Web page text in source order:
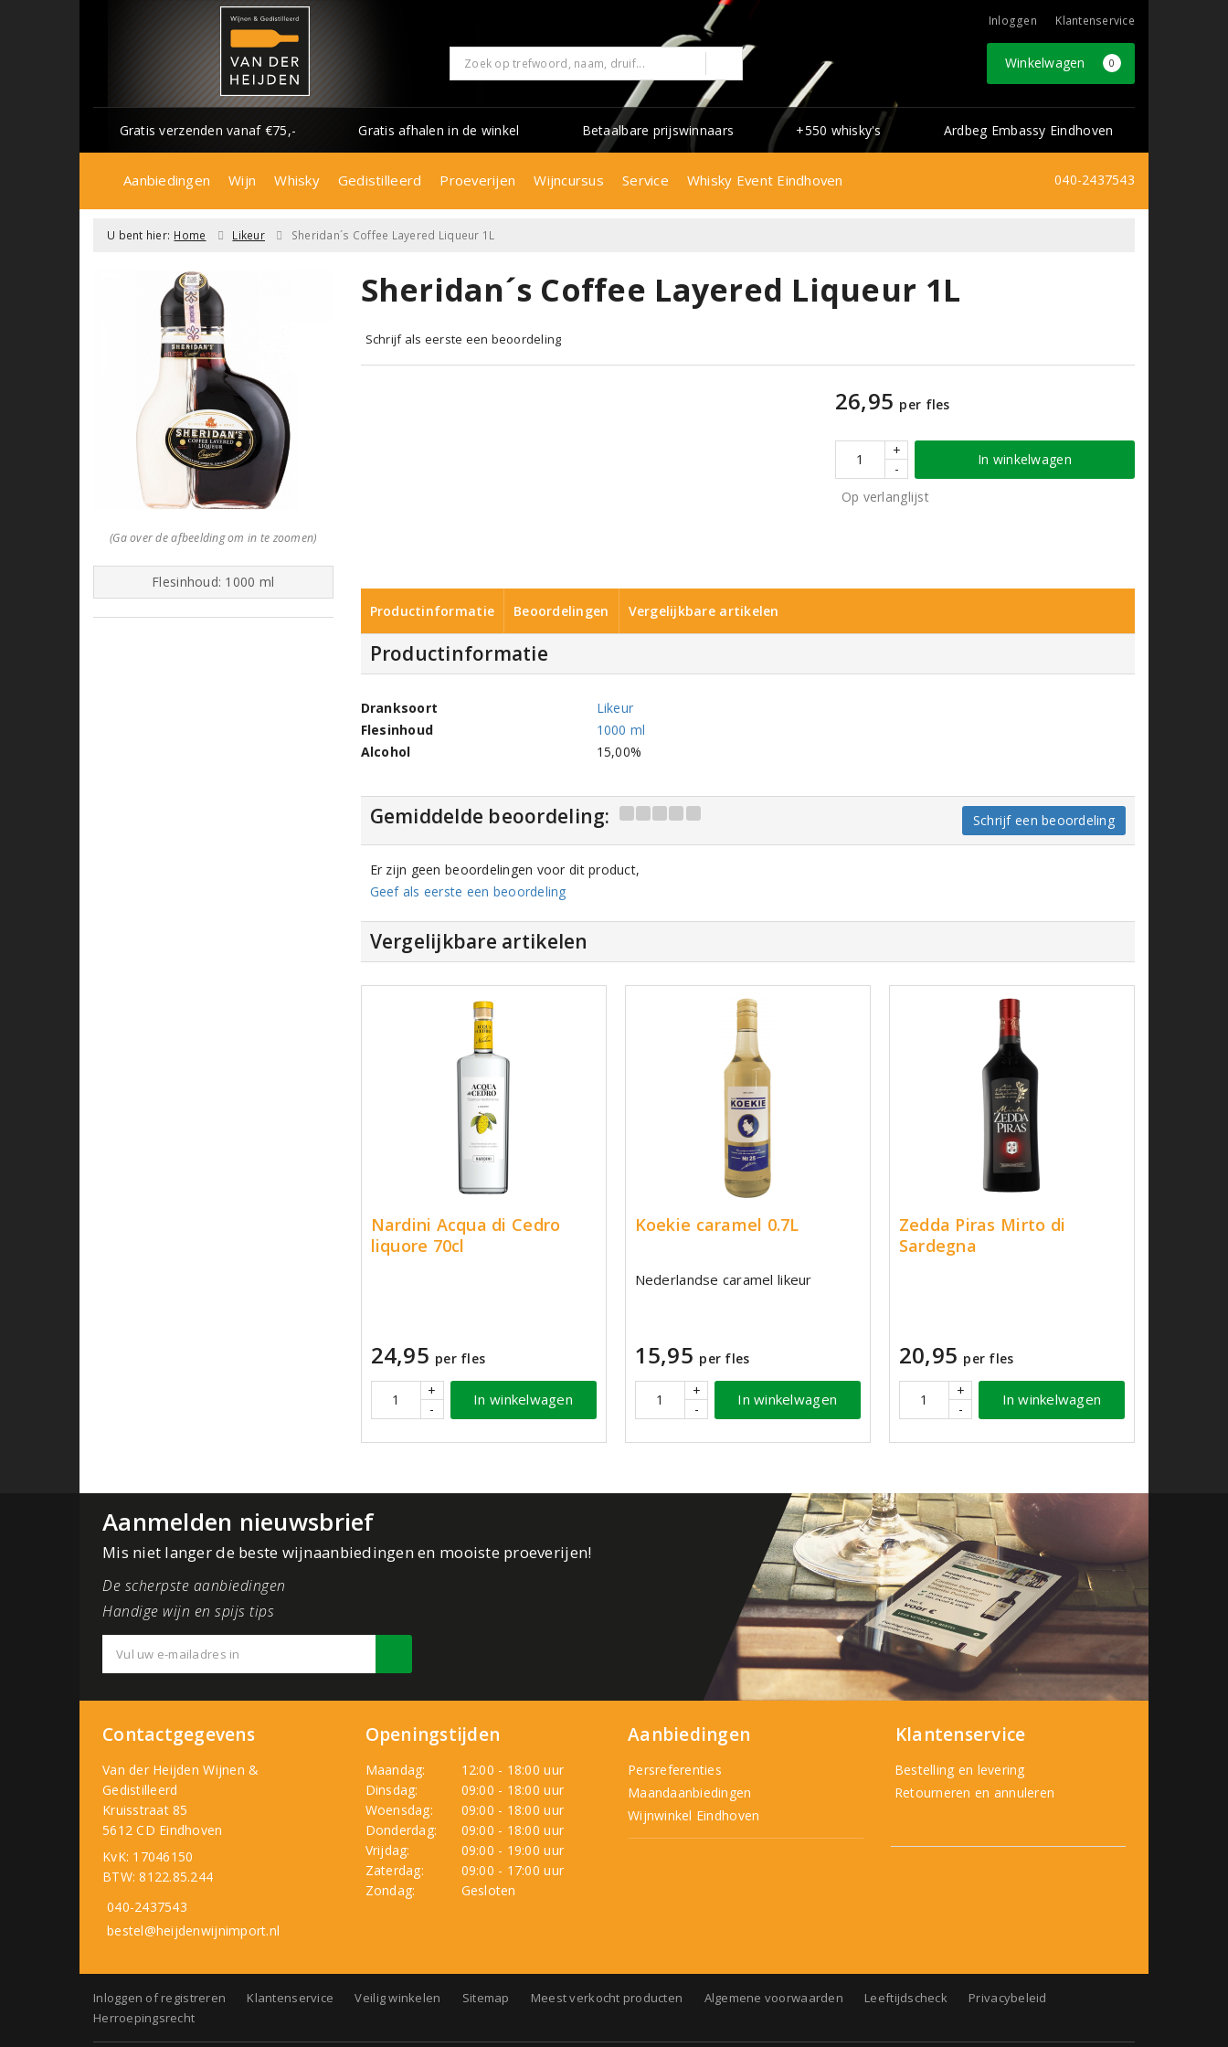
Inloggen Klantenservice
Winkelwagen 0
Gratis verzenden vanaf €75,- Gratis afhalen in de winkel Betaalbare prijswinnaars +550 whisky's Ardbeg Embassy Eindhoven
Aanbiedingen Wijn Whisky Gedistilleerd Proeverijen Wijncursus Service Whisky Event Eindhoven 040-2437543
U bent hier: Home Likeur Sheridan´s Coffee Layered Liqueur 1L
(Ga over de afbeelding om in te zoomen)
Flesinhoud: 1000 ml
Sheridan´s Coffee Layered Liqueur 1L
Schrijf als eerste een beoordeling
26,95 per fles
+
-
In winkelwagen
Op verlanglijst
Productinformatie Beoordelingen Vergelijkbare artikelen
Productinformatie
Dranksoort
Likeur
Flesinhoud
1000 ml
Alcohol
15,00%
Gemiddelde beoordeling: Schrijf een beoordeling
Er zijn geen beoordelingen voor dit product,
Geef als eerste een beoordeling
Vergelijkbare artikelen
Nardini Acqua di Cedro
liquore 70cl
24,95 per fles
+
-
In winkelwagen
Koekie caramel 0.7L
Nederlandse caramel likeur
15,95 per fles
+
-
In winkelwagen
Zedda Piras Mirto di
Sardegna
20,95 per fles
+
-
In winkelwagen
Aanmelden nieuwsbrief
Mis niet langer de beste wijnaanbiedingen en mooiste proeverijen!
De scherpste aanbiedingen
Handige wijn en spijs tips
Contactgegevens
Van der Heijden Wijnen &
Gedistilleerd
Kruisstraat 85
5612 CD Eindhoven
KvK: 17046150
BTW: 8122.85.244
040-2437543
bestel@heijdenwijnimport.nl
Openingstijden
Maandag:
12:00 - 18:00 uur
Dinsdag:
09:00 - 18:00 uur
Woensdag:
09:00 - 18:00 uur
Donderdag:
09:00 - 18:00 uur
Vrijdag:
09:00 - 19:00 uur
Zaterdag:
09:00 - 17:00 uur
Zondag:
Gesloten
Aanbiedingen
Persreferenties
Maandaanbiedingen
Wijnwinkel Eindhoven
Klantenservice
Bestelling en levering
Retourneren en annuleren
Inloggen of registreren Klantenservice Veilig winkelen Sitemap Meest verkocht producten Algemene voorwaarden Leeftijdscheck
Privacybeleid
Herroepingsrecht